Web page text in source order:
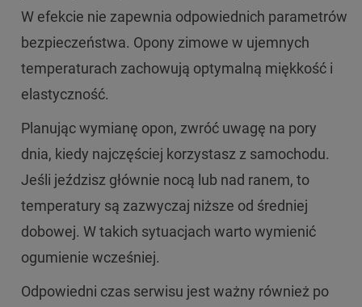
W efekcie nie zapewnia odpowiednich parametrów
bezpieczeństwa. Opony zimowe w ujemnych
temperaturach zachowują optymalną miękkość i
elastyczność.
Planując wymianę opon, zwróć uwagę na pory
dnia, kiedy najczęściej korzystasz z samochodu.
Jeśli jeździsz głównie nocą lub nad ranem, to
temperatury są zazwyczaj niższe od średniej
dobowej. W takich sytuacjach warto wymienić
ogumienie wcześniej.
Odpowiedni czas serwisu jest ważny również po